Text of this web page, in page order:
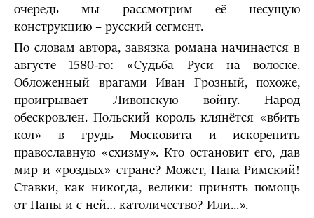
очередь мы рассмотрим её несущую
конструкцию – русский сегмент.
По словам автора, завязка романа начинается в
августе 1580-го: «Судьба Руси на волоске.
Обложенный врагами Иван Грозный, похоже,
проигрывает Ливонскую войну. Народ
обескровлен. Польский король клянётся «вбить
кол» в грудь Московита и искоренить
православную «схизму». Кто остановит его, дав
мир и «роздых» стране? Может, Папа Римский!
Ставки, как никогда, велики: принять помощь
от Папы и с ней… католичество? Или...».